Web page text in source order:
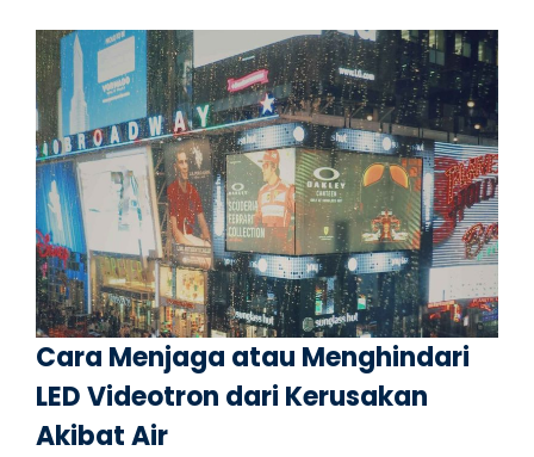
Cara Menjaga atau Menghindari
LED Videotron dari Kerusakan
Akibat Air